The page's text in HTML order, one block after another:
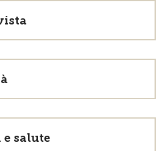
e salute